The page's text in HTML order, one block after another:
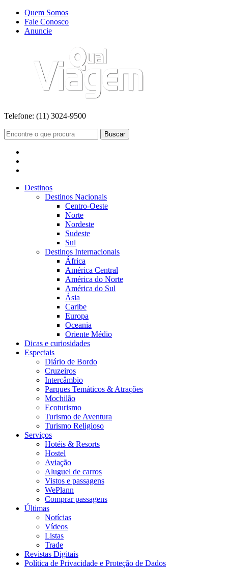
Quem Somos
Fale Conosco
Anuncie
Telefone: (11) 3024-9500
Buscar
Destinos
Destinos Nacionais
Centro-Oeste
Norte
Nordeste
Sudeste
Sul
Destinos Internacionais
África
América Central
América do Norte
América do Sul
Ásia
Caribe
Europa
Oceania
Oriente Médio
Dicas e curiosidades
Especiais
Diário de Bordo
Cruzeiros
Intercâmbio
Parques Temáticos & Atrações
Mochilão
Ecoturismo
Turismo de Aventura
Turismo Religioso
Serviços
Hotéis & Resorts
Hostel
Aviação
Aluguel de carros
Vistos e passagens
WePlann
Comprar passagens
Últimas
Notícias
Vídeos
Listas
Trade
Revistas Digitais
Política de Privacidade e Proteção de Dados